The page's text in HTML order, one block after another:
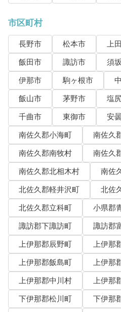
市区町村
長野市 松本市 上
飯田市
諏訪市 須
伊那市
駒ヶ根市
飯山市
茅野市 塩
千曲市
東御市
安
南佐久郡小海町
南佐久
南佐久郡南牧村
南佐久
南佐久郡北相木村
南佐
北佐久郡軽井沢町
北佐
北佐久郡立科町
小県郡
諏訪郡下諏訪町
諏訪郡
上伊那郡辰野町
上伊那
上伊那郡飯島町
上伊那
上伊那郡中川村
上伊那
下伊那郡松川町
下伊那